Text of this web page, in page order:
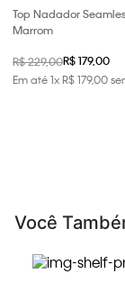
Top Nadador
Marrom
R$ 229,00R$ 179,00
Em até1xR$179,00
Você